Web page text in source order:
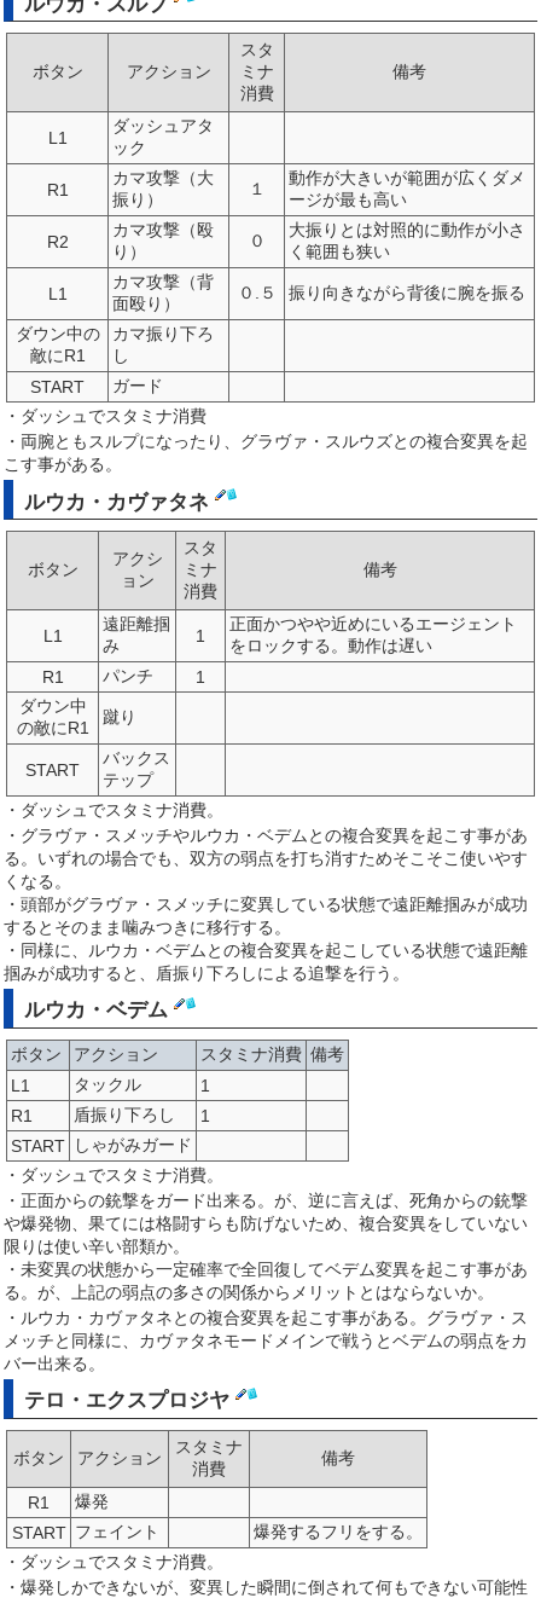
ボタン アクション
スタ
ミナ
消費
備考
L1
ダッシュアタ
ック
R1
カマ攻撃（大
振り）
１
動作が大きいが範囲が広くダメ
ージが最も高い
R2
カマ攻撃（殴
り）
０
大振りとは対照的に動作が小さ
く範囲も狭い
L1
カマ攻撃（背
面殴り）
０.５ 振り向きながら背後に腕を振る
ダウン中の
敵にR1
カマ振り下ろ
し
START
ガード
・ダッシュでスタミナ消費
・両腕ともスルプになったり、グラヴァ・スルウズとの複合変異を起
こす事がある。
ルウカ・カヴァタネ
ボタン
アクシ
ョン
スタ
ミナ
消費
備考
L1
遠距離掴
み
1
正面かつやや近めにいるエージェント
をロックする。動作は遅い
R1
パンチ
1
ダウン中
の敵にR1
蹴り
START
バックス
テップ
・ダッシュでスタミナ消費。
・グラヴァ・スメッチやルウカ・ベデムとの複合変異を起こす事があ
る。いずれの場合でも、双方の弱点を打ち消すためそこそこ使いやす
くなる。
・頭部がグラヴァ・スメッチに変異している状態で遠距離掴みが成功
するとそのまま噛みつきに移行する。
・同様に、ルウカ・ベデムとの複合変異を起こしている状態で遠距離
掴みが成功すると、盾振り下ろしによる追撃を行う。
ルウカ・ベデム
ボタン アクション スタミナ消費 備考
L1
タックル
1
R1
盾振り下ろし
1
START
しゃがみガード
・ダッシュでスタミナ消費。
・正面からの銃撃をガード出来る。が、逆に言えば、死角からの銃撃
や爆発物、果てには格闘すらも防げないため、複合変異をしていない
限りは使い辛い部類か。
・未変異の状態から一定確率で全回復してベデム変異を起こす事があ
る。が、上記の弱点の多さの関係からメリットとはならないか。
・ルウカ・カヴァタネとの複合変異を起こす事がある。グラヴァ・ス
メッチと同様に、カヴァタネモードメインで戦うとベデムの弱点をカ
バー出来る。
テロ・エクスプロジヤ
ボタン アクション
スタミナ
消費
備考
R1
爆発
START フェイント
爆発するフリをする。
・ダッシュでスタミナ消費。
・爆発しかできないが、変異した瞬間に倒されて何もできない可能性